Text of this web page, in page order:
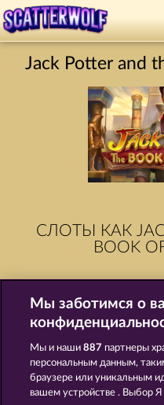
Jack Potter and
СЛОТЫ КАК
BOOK
JACK POTTER & THE BOOK
Мы заботимся о
Мы и наши887 партнеры
персональным данным,
браузере или уникальным
вашем устройстве . Выбор